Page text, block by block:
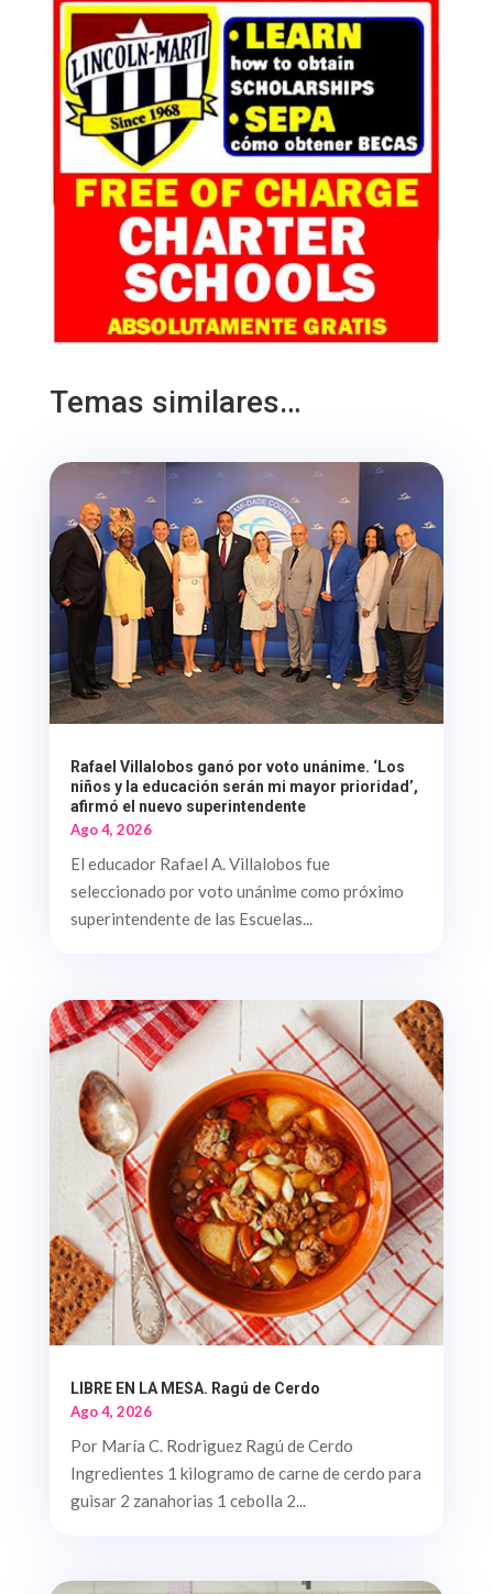
Temas similares…
Rafael Villalobos ganó por voto unánime. ‘Los
niños y la educación serán mi mayor prioridad’,
afirmó el nuevo superintendente
Ago 4, 2026
El educador Rafael A. Villalobos fue
seleccionado por voto unánime como próximo
superintendente de las Escuelas...
LIBRE EN LA MESA. Ragú de Cerdo
Ago 4, 2026
Por María C. Rodriguez Ragú de Cerdo
Ingredientes 1 kilogramo de carne de cerdo para
guisar 2 zanahorias 1 cebolla 2...